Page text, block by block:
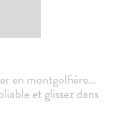
en montgolfière…
et glissez dans